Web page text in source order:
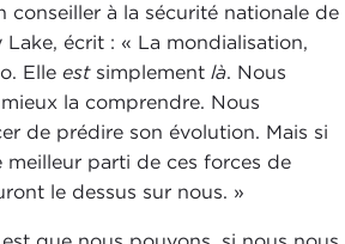
conseiller à la sécurité nationale de
écrit : « La mondialisation,
Elle estsimplement là. Nous
la comprendre. Nous
de prédire son évolution. Mais si
meilleur parti de ces forces de
le dessus sur nous. »